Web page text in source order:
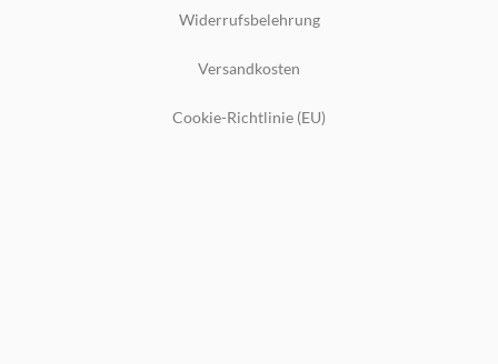
Widerrufsbelehrung
Versandkosten
Cookie-Richtlinie (EU)